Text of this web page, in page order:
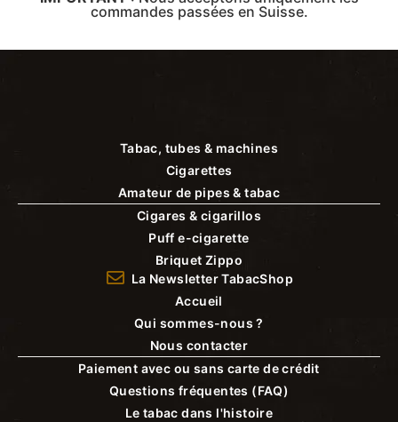
commandes passées en Suisse.
Tabac, tubes & machines
Cigarettes
Amateur de pipes & tabac
Cigares & cigarillos
Puff e-cigarette
Briquet Zippo
La Newsletter TabacShop
Accueil
Qui sommes-nous ?
Nous contacter
Paiement avec ou sans carte de crédit
Questions fréquentes (FAQ)
Le tabac dans l'histoire